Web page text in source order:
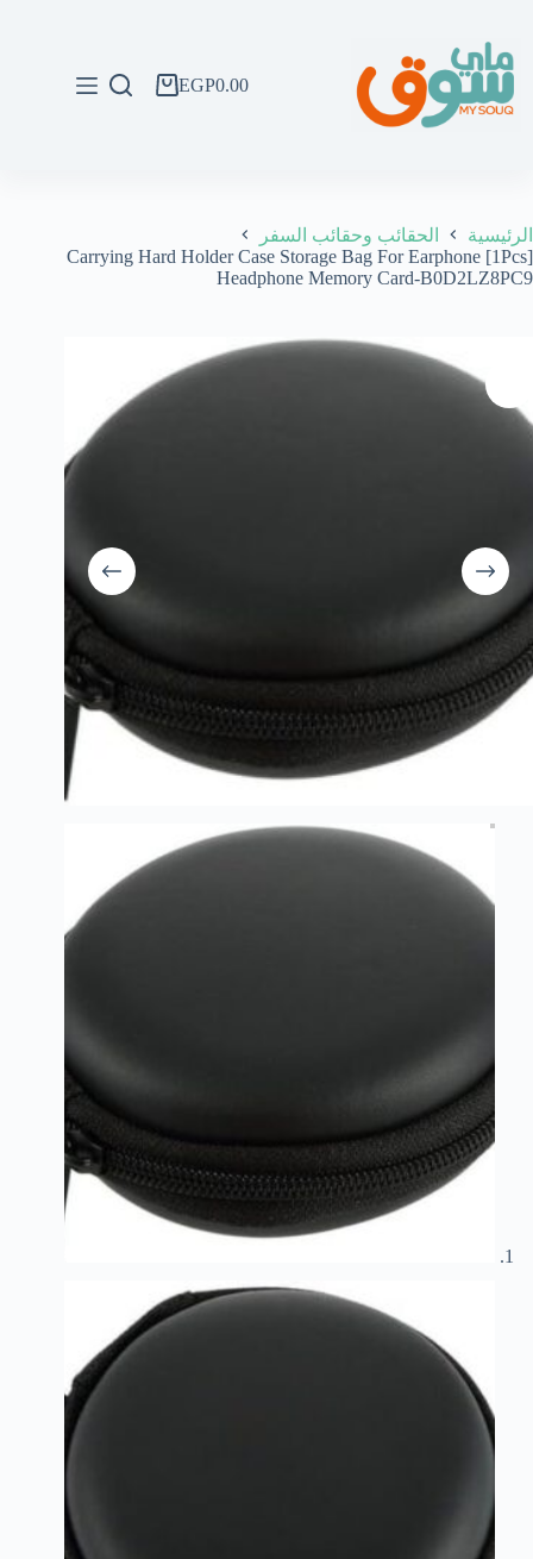
المحتوى
عربةEGP0.00
الرئيسية
الحقائب وحقائب السفر
[1Pcs] Carrying Hard Holder Case Storage Bag For Earphone
Headphone Memory Card-B0D2LZ8PC9